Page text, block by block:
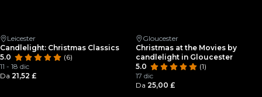
Leicester
Candlelight: Christmas Classics
5.0
(6)
11 - 18 dic
Da 21,52 £
Gloucester
Christmas at the Movies by
candlelight in Gloucester
5.0
(1)
17 dic
Da 25,00 £